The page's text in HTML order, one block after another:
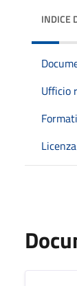
INDICE
Ufficio